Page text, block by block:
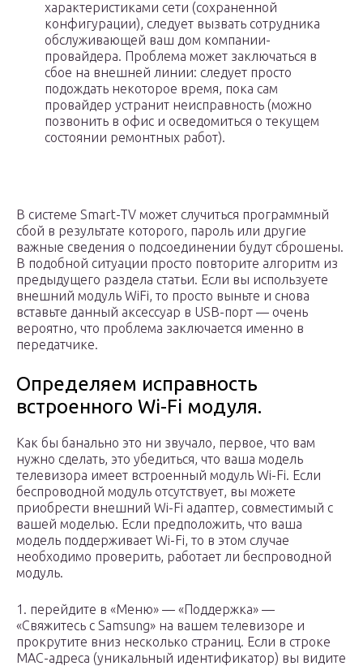
характеристиками сети (сохраненной
конфигурации), следует вызвать сотрудника
обслуживающей ваш дом компании-
провайдера. Проблема может заключаться в
сбое на внешней линии: следует просто
подождать некоторое время, пока сам
провайдер устранит неисправность (можно
позвонить в офис и осведомиться о текущем
состоянии ремонтных работ).
В системе Smart-TV может случиться программный
сбой в результате которого, пароль или другие
важные сведения о подсоединении будут сброшены.
В подобной ситуации просто повторите алгоритм из
предыдущего раздела статьи. Если вы используете
внешний модуль WiFi, то просто выньте и снова
вставьте данный аксессуар в USB-порт — очень
вероятно, что проблема заключается именно в
передатчике.
Определяем исправность
встроенного Wi-Fi модуля.
Как бы банально это ни звучало, первое, что вам
нужно сделать, это убедиться, что ваша модель
телевизора имеет встроенный модуль Wi-Fi. Если
беспроводной модуль отсутствует, вы можете
приобрести внешний Wi-Fi адаптер, совместимый с
вашей моделью. Если предположить, что ваша
модель поддерживает Wi-Fi, то в этом случае
необходимо проверить, работает ли беспроводной
модуль.
1. перейдите в «Меню» — «Поддержка» —
«Свяжитесь с Samsung» на вашем телевизоре и
прокрутите вниз несколько страниц. Если в строке
MAC-адреса (уникальный идентификатор) вы видите